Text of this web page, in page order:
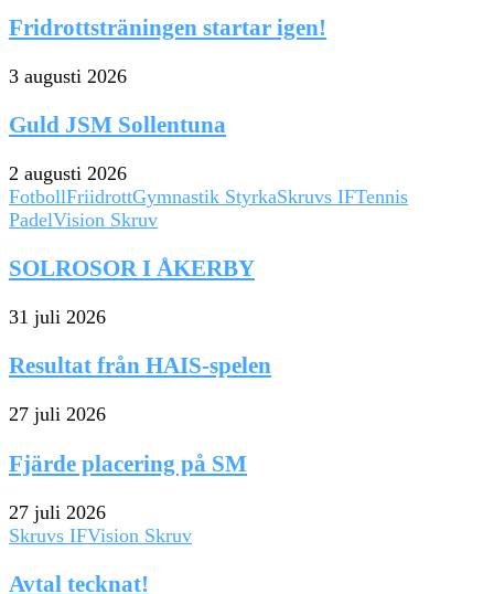
Fridrottsträningen startar igen!
3 augusti 2026
Guld JSM Sollentuna
2 augusti 2026
FotbollFriidrottGymnastik StyrkaSkruvs IFTennis
PadelVision Skruv
SOLROSOR I ÅKERBY
31 juli 2026
Resultat från HAIS-spelen
27 juli 2026
Fjärde placering på SM
27 juli 2026
Skruvs IFVision Skruv
Avtal tecknat!